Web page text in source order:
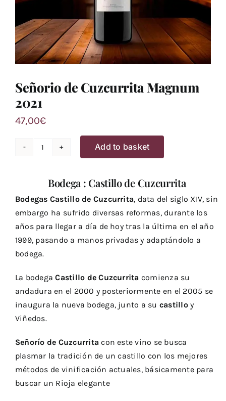
Señorio de Cuzcurrita Magnum
2021
47,00€
Cuzcurrita
Magnum
2021
quantity
Add to basket
Bodega : Castillo de Cuzcurrita
Bodegas Castillo de Cuzcurrita, data del siglo XIV, sin
embargo ha sufrido diversas reformas, durante los
años para llegar a día de hoy tras la última en el año
1999, pasando a manos privadas y adaptándolo a
bodega.
La bodegaCastillo de Cuzcurrita comienza su
andadura en el 2000 y posteriormente en el 2005 se
inaugura la nueva bodega, junto a su castilloy
Viñedos.
Señorío de Cuzcurrita con este vino se busca
plasmar la tradición de un castillo con los mejores
métodos de vinificación actuales, básicamente para
buscar un Rioja elegante